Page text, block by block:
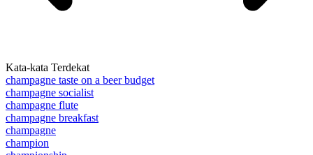
Kata-kata Terdekat
champagne taste on a beer budget
champagne socialist
champagne flute
champagne breakfast
champagne
champion